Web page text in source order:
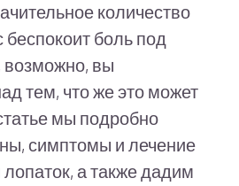
количество
боль под
возможно, вы
тем, что же это может
мы подробно
симптомы и лечение
а также дадим